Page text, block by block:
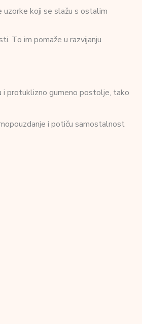
uzorke koji se slažu s ostalim
To im pomaže u razvijanju
i protuklizno gumeno postolje, tako
i potiču samostalnost